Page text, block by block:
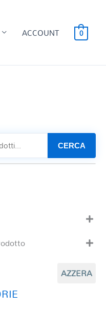
ACCOUNT 0
CERCA
originali
AZZERA